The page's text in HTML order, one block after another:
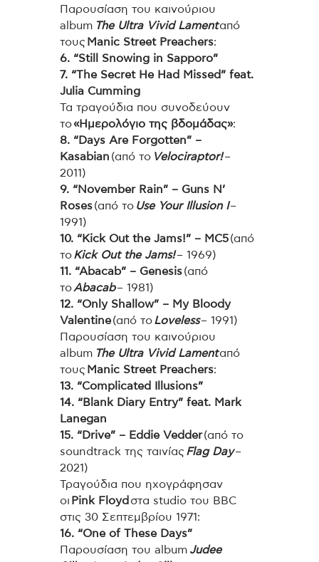
Παρουσίαση του καινούριου
album The Ultra Vivid Lamentαπό
τους Manic Street Preachers:
6. “Still Snowing in Sapporo”
7. “The Secret He Had Missed” feat.
Julia Cumming
Τα τραγούδια που συνοδεύουν
το«Ημερολόγιο της βδομάδας»:
8. “Days Are Forgotten” –
Kasabian (από το Velociraptor!–
2011)
9. “November Rain” – Guns N’
Roses(από το Use Your Illusion I–
1991)
10. “Kick Out the Jams!” – MC5(από
τοKick Out the Jams!– 1969)
11. “Abacab” – Genesis(από
τοAbacab– 1981)
12. “Only Shallow” – My Bloody
Valentine(από τοLoveless– 1991)
Παρουσίαση του καινούριου
album The Ultra Vivid Lamentαπό
τους Manic Street Preachers:
13. “Complicated Illusions”
14. “Blank Diary Entry” feat. Mark
Lanegan
15. “Drive” – Eddie Vedder(από το
soundtrack της ταινίας Flag Day–
2021)
Τραγούδια που ηχογράφησαν
οι Pink Floyd στα studio του BBC
στις 30 Σεπτεμβρίου 1971:
16. “One of These Days”
Παρουσίαση του album Judee